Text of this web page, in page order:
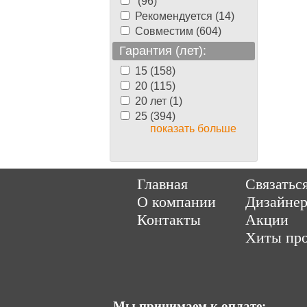
Рекомендуется (14)
Совместим (604)
Гарантия (лет):
15 (158)
20 (115)
20 лет (1)
25 (394)
показать больше
Главная
О компании
Контакты
Акции
Хиты